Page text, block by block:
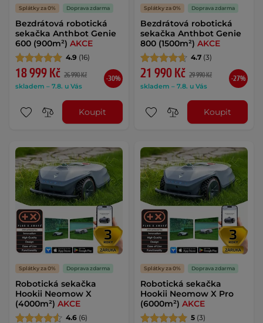
Splátky za 0% Doprava zdarma
Bezdrátová robotická
sekačka Anthbot Genie
600 (900m²) AKCE
4.9 (16)
18 999 Kč 26 990 Kč
skladem – 7.8. u Vás
-30%
Koupit
Splátky za 0% Doprava zdarma
Bezdrátová robotická
sekačka Anthbot Genie
800 (1500m²) AKCE
4.7 (3)
21 990 Kč 29 990 Kč
skladem – 7.8. u Vás
-27%
Koupit
Splátky za 0% Doprava zdarma
Robotická sekačka
Hookii Neomow X
(4000m²) AKCE
4.6 (6)
Splátky za 0% Doprava zdarma
Robotická sekačka
Hookii Neomow X Pro
(6000m²) AKCE
5 (3)